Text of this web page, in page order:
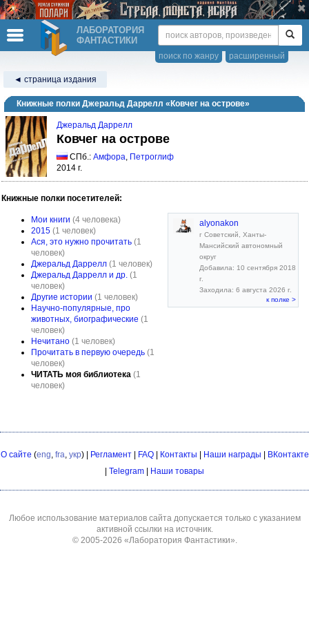
ЛАБОРАТОРИЯ
ФАНТАСТИКИ
расширенный
поиск по жанру
◄ страница издания
Книжные полки Джеральд Даррелл «Ковчег на острове»
Джеральд Даррелл
Ковчег на острове
СПб.: Амфора, Петроглиф
2014 г.
Книжные полки посетителей:
Мои книги (4 человека)
2015 (1 человек)
Ася, это нужно прочитать (1
человек)
Джеральд Даррелл (1 человек)
Джеральд Даррелл и др. (1
человек)
Другие истории (1 человек)
Научно-популярные, про
животных, биографические (1
человек)
Нечитано (1 человек)
Прочитать в первую очередь (1
человек)
ЧИТАТЬ моя библиотека (1
человек)
alyonakon
г Советский, Ханты-
Мансийский автономный
округ
Добавила: 10 сентября 2018
г.
Заходила: 6 августа 2026 г.
к полке >
О сайте (eng, fra, укр) | Регламент| FAQ| Контакты Наши награды
ВКонтакте
Telegram Наши товары
Любое использование материалов сайта допускается только с указанием
активной ссылки на источник.
© 2005-2026 «Лаборатория Фантастики».